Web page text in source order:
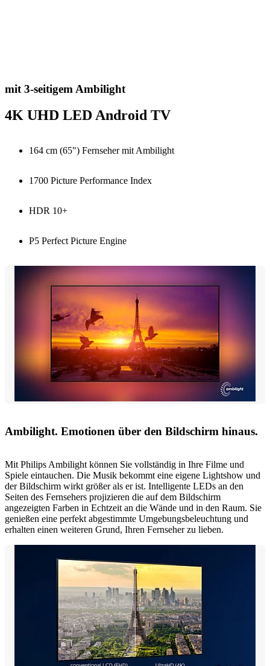
mit 3-seitigem Ambilight
4K UHD LED Android TV
164 cm (65") Fernseher mit Ambilight
1700 Picture Performance Index
HDR 10+
P5 Perfect Picture Engine
Ambilight. Emotionen über den Bildschirm hinaus.
Mit Philips Ambilight können Sie vollständig in Ihre Filme und
Spiele eintauchen. Die Musik bekommt eine eigene Lightshow und
der Bildschirm wirkt größer als er ist. Intelligente LEDs an den
Seiten des Fernsehers projizieren die auf dem Bildschirm
angezeigten Farben in Echtzeit an die Wände und in den Raum. Sie
genießen eine perfekt abgestimmte Umgebungsbeleuchtung und
erhalten einen weiteren Grund, Ihren Fernseher zu lieben.